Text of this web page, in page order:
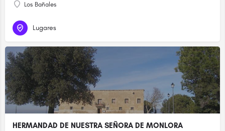
Los Bañales
Lugares
HERMANDAD DE NUESTRA SEÑORA DE MONLORA